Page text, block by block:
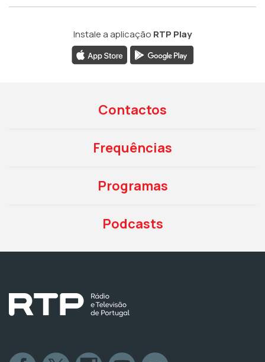
Instale a aplicação RTP Play
Contactos
Frequências
Programas
Podcasts